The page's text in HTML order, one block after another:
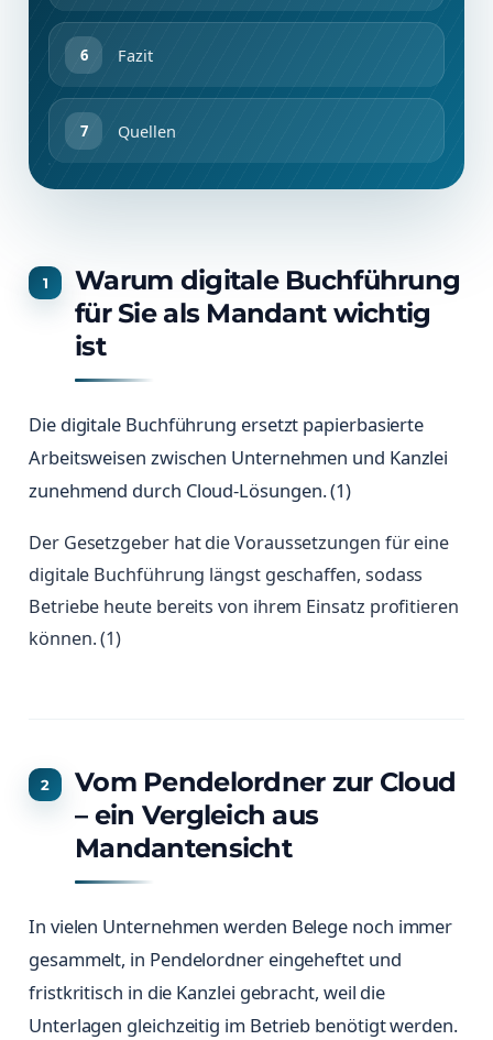
Fazit
Quellen
Warum digitale Buchführung
für Sie als Mandant wichtig
ist
Die digitale Buchführung ersetzt papierbasierte
Arbeitsweisen zwischen Unternehmen und Kanzlei
zunehmend durch Cloud-Lösungen. (1)
Der Gesetzgeber hat die Voraussetzungen für eine
digitale Buchführung längst geschaffen, sodass
Betriebe heute bereits von ihrem Einsatz profitieren
können. (1)
Vom Pendelordner zur Cloud
– ein Vergleich aus
Mandantensicht
In vielen Unternehmen werden Belege noch immer
gesammelt, in Pendelordner eingeheftet und
fristkritisch in die Kanzlei gebracht, weil die
Unterlagen gleichzeitig im Betrieb benötigt werden.